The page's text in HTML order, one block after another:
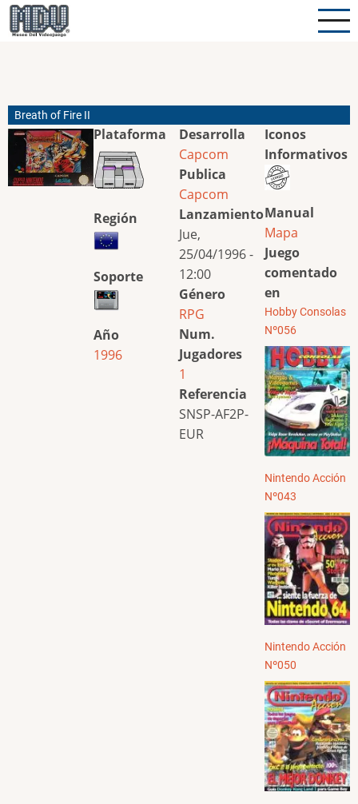
Pasar
al
Breath of Fire II
Plataforma
Región
Soporte
Año
1996
Desarrolla
Capcom
Publica
Capcom
Lanzamiento
Jue,
25/04/1996 -
12:00
Género
RPG
Num.
Jugadores
1
Referencia
SNSP-AF2P-
EUR
Iconos
Informativos
Manual
Mapa
Juego
comentado
en
Hobby Consolas
Nº056
Nintendo Acción
Nº043
Nintendo Acción
Nº050